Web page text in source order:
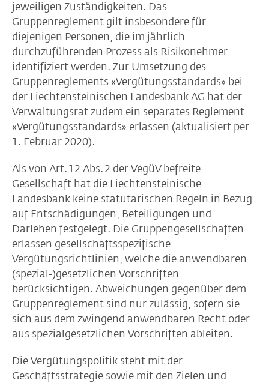
jeweiligen Zuständigkeiten. Das
Gruppenreglement gilt insbesondere für
diejenigen Personen, die im jährlich
durchzuführenden Prozess als Risikonehmer
identifiziert werden. Zur Umsetzung des
Gruppenreglements «Vergütungsstandards» bei
der Liechtensteinischen Landesbank AG hat der
Verwaltungsrat zudem ein separates Reglement
«Vergütungsstandards» erlassen (aktualisiert per
1. Februar 2020).
Als von Art. 12 Abs. 2 der VegüV befreite
Gesellschaft hat die Liechtensteinische
Landesbank keine statutarischen Regeln in Bezug
auf Entschädigungen, Beteiligungen und
Darlehen festgelegt. Die Gruppengesellschaften
erlassen gesellschaftsspezifische
Vergütungsrichtlinien, welche die anwendbaren
(spezial-)gesetzlichen Vorschriften
berücksichtigen. Abweichungen gegenüber dem
Gruppenreglement sind nur zulässig, sofern sie
sich aus dem zwingend anwendbaren Recht oder
aus spezialgesetzlichen Vorschriften ableiten.
Die Vergütungspolitik steht mit der
Geschäftsstrategie sowie mit den Zielen und